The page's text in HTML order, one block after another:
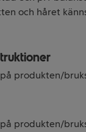
och håret
produkten/
produkten/